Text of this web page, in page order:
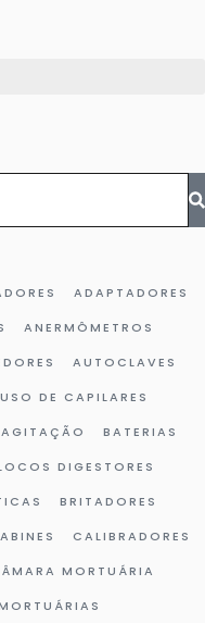
ADAPTADORES
ANERMÔMETROS
AUTOCLAVES
DE CAPILARES
BATERIAS
DIGESTORES
BRITADORES
CALIBRADORES
MORTUÁRIA